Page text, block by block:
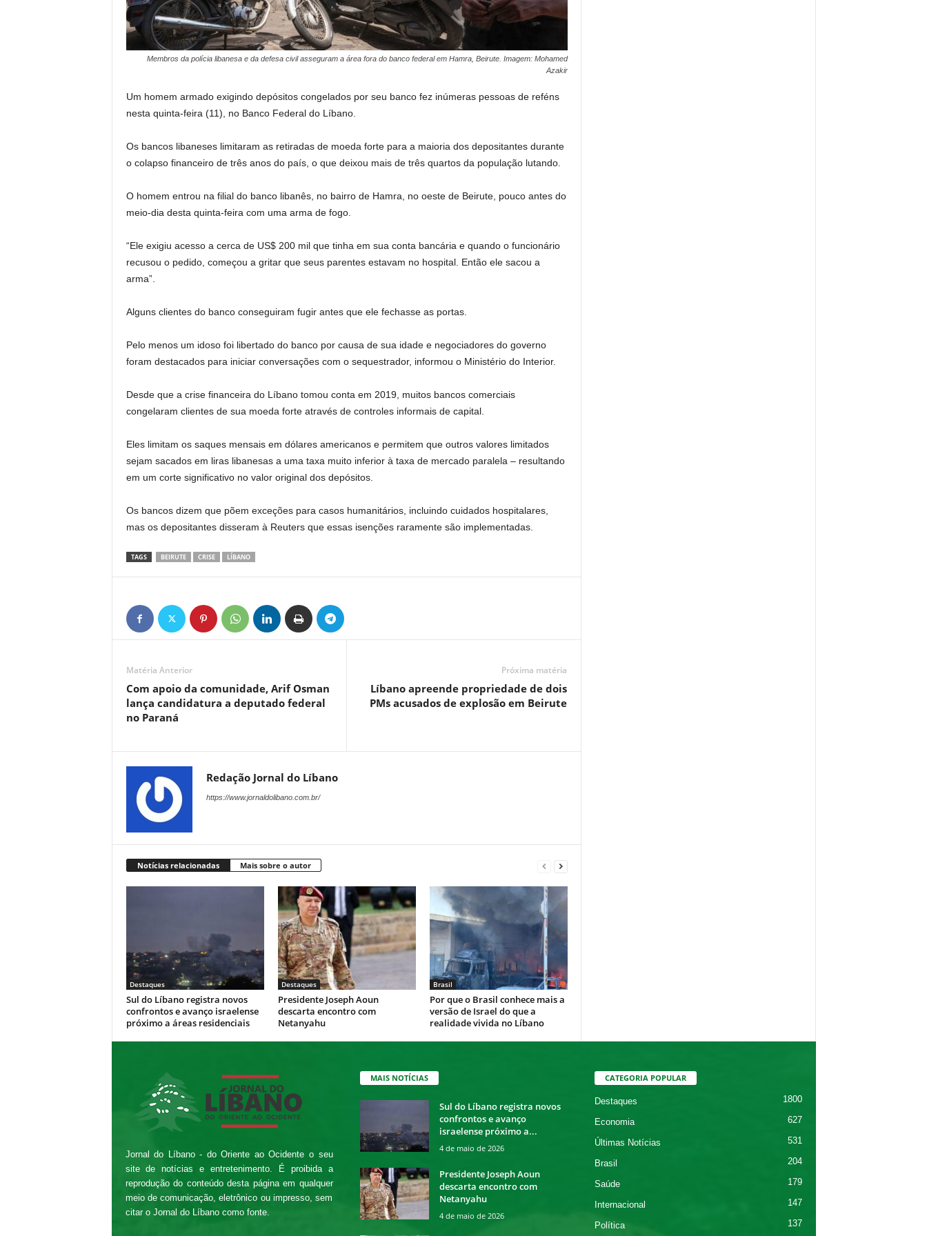
Membros da polícia libanesa e da defesa civil asseguram a área fora do banco federal em Hamra, Beirute. Imagem: Mohamed
Azakir
Um homem armado exigindo depósitos congelados por seu banco fez inúmeras pessoas de reféns
nesta quinta-feira (11), no Banco Federal do Líbano.
Os bancos libaneses limitaram as retiradas de moeda forte para a maioria dos depositantes durante
o colapso financeiro de três anos do país, o que deixou mais de três quartos da população lutando.
O homem entrou na filial do banco libanês, no bairro de Hamra, no oeste de Beirute, pouco antes do
meio-dia desta quinta-feira com uma arma de fogo.
“Ele exigiu acesso a cerca de US$ 200 mil que tinha em sua conta bancária e quando o funcionário
recusou o pedido, começou a gritar que seus parentes estavam no hospital. Então ele sacou a
arma”.
Alguns clientes do banco conseguiram fugir antes que ele fechasse as portas.
Pelo menos um idoso foi libertado do banco por causa de sua idade e negociadores do governo
foram destacados para iniciar conversações com o sequestrador, informou o Ministério do Interior.
Desde que a crise financeira do Líbano tomou conta em 2019, muitos bancos comerciais
congelaram clientes de sua moeda forte através de controles informais de capital.
Eles limitam os saques mensais em dólares americanos e permitem que outros valores limitados
sejam sacados em liras libanesas a uma taxa muito inferior à taxa de mercado paralela – resultando
em um corte significativo no valor original dos depósitos.
Os bancos dizem que põem exceções para casos humanitários, incluindo cuidados hospitalares,
mas os depositantes disseram à Reuters que essas isenções raramente são implementadas.
TAGS BEIRUTE CRISE LÍBANO
Matéria Anterior
Com apoio da comunidade, Arif Osman
lança candidatura a deputado federal
no Paraná
Próxima matéria
Líbano apreende propriedade de dois
PMs acusados de explosão em Beirute
Redação Jornal do Líbano
https://www.jornaldolibano.com.br/
Notícias relacionadas Mais sobre o autor
Destaques
Sul do Líbano registra novos
confrontos e avanço israelense
próximo a áreas residenciais
Destaques
Presidente Joseph Aoun
descarta encontro com
Netanyahu
Brasil
Por que o Brasil conhece mais a
versão de Israel do que a
realidade vivida no Líbano
Jornal do Líbano - do Oriente ao Ocidente o seu
site de notícias e entretenimento. É proibida a
reprodução do conteúdo desta página em qualquer
meio de comunicação, eletrônico ou impresso, sem
citar o Jornal do Líbano como fonte.
MAIS NOTÍCIAS
Sul do Líbano registra novos
confrontos e avanço
israelense próximo a...
4 de maio de 2026
Presidente Joseph Aoun
descarta encontro com
Netanyahu
4 de maio de 2026
CATEGORIA POPULAR
Destaques 1800
Economia 627
Últimas Notícias 531
Brasil 204
Saúde 179
Internacional 147
Política 137